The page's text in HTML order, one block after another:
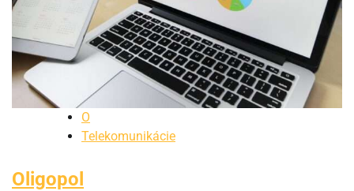
O
Telekomunikácie
Oligopol